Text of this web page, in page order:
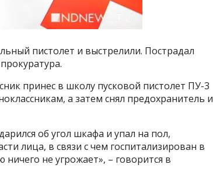
пистолет и выстрелили. Пострадал
принес в школу пусковой пистолет ПУ-3
а затем снял предохранитель и
об угол шкафа и упал на пол,
лица, в связи с чем госпитализирован в
не угрожает», – говорится в